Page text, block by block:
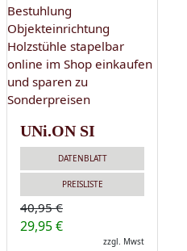
UNi.ON SI
DATENBLATT
PREISLISTE
40,95 €
29,95 €
zzgl. Mwst